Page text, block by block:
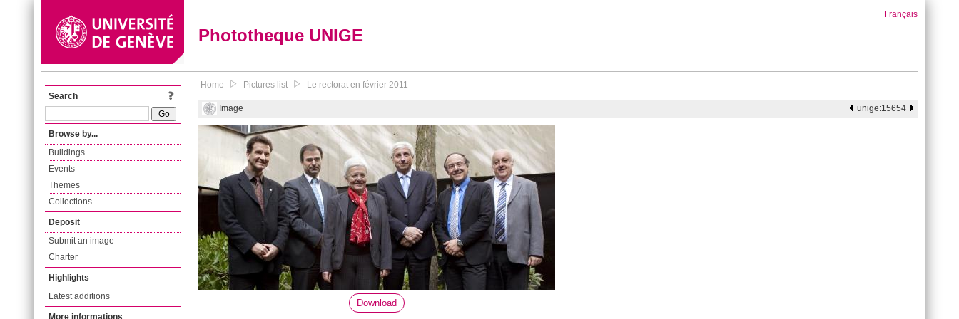
Phototheque UNIGE
Français
Search
Browse by...
Buildings
Events
Themes
Collections
Deposit
Submit an image
Charter
Highlights
Latest additions
More informations
Home Pictures list Le rectorat en février 2011
Image unige:15654
Download